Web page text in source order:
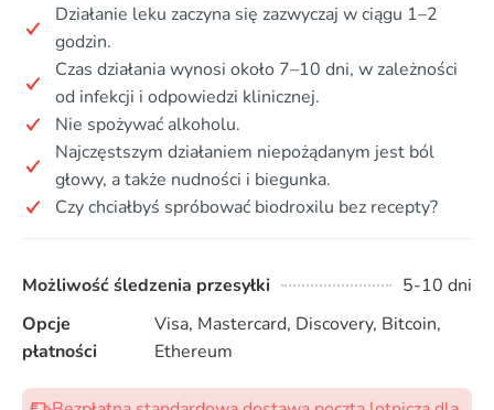
Działanie leku zaczyna się zazwyczaj w ciągu 1–2
godzin.
Czas działania wynosi około 7–10 dni, w zależności
od infekcji i odpowiedzi klinicznej.
Nie spożywać alkoholu.
Najczęstszym działaniem niepożądanym jest ból
głowy, a także nudności i biegunka.
Czy chciałbyś spróbować biodroxilu bez recepty?
Możliwość śledzenia przesyłki
5-10 dni
Opcje
płatności
Visa, Mastercard, Discovery, Bitcoin,
Ethereum